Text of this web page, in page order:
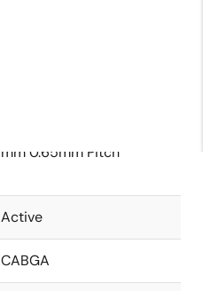
mm 0.65mm Pitch
Active
CABGA